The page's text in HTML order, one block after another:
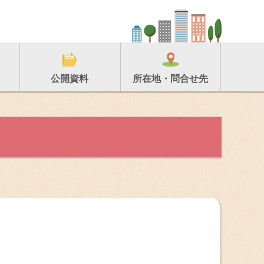
公開資料 所在地・問合せ先